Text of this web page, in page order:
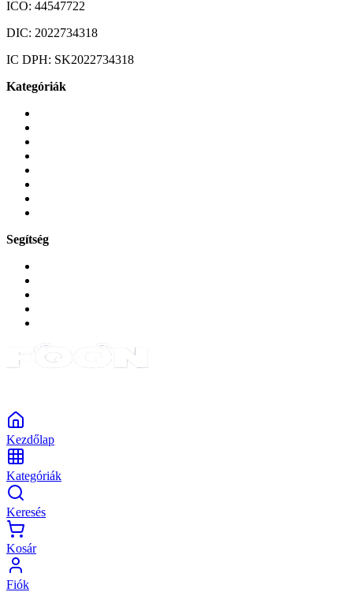
ICO: 44547722
DIC: 2022734318
IC DPH: SK2022734318
Kategóriák
Segítség
Kezdőlap
Kategóriák
Keresés
Kosár
Fiók